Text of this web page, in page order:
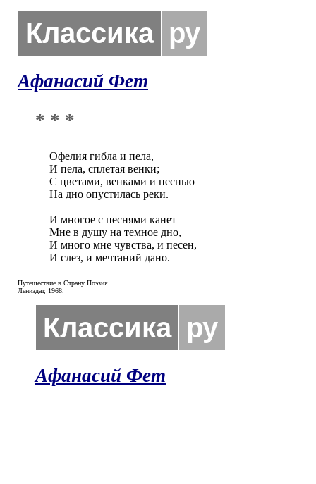
Классика ру
Афанасий Фет
* * *
Офелия гибла и пела,
И пела, сплетая венки;
С цветами, венками и песнью
На дно опустилась реки.
И многое с песнями канет
Мне в душу на темное дно,
И много мне чувства, и песен,
И слез, и мечтаний дано.
Путешествие в Страну Поэзия.
Лениздат, 1968.
Классика ру
Афанасий Фет